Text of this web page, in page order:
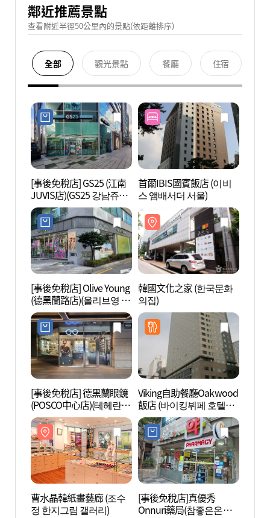
鄰近推薦景點
查看附近半徑50公里內的景點(依距離排序)
全部 觀光景點 餐廳 住宿
[事後免稅店] GS25 (江南
JUVIS店)(GS25 강남쥬비
스점)
首爾IBIS國賓飯店 (이비
스 앰배서더 서울)
[事後免稅店] Olive Young
(德黑蘭路店)(올리브영 테
헤란로점)
韓國文化之家 (한국문화
의집)
[事後免稅店] 德黑蘭眼鏡
(POSCO中心店)(테헤란안
경 포스코센터점)
Viking自助餐廳Oakwood
飯店 (바이킹뷔페 호텔오
크우드점)
曹水晶韓紙畫藝廊 (조수
정 한지그림 갤러리)
[事後免稅店]真優秀
Onnuri藥局(참좋은온누